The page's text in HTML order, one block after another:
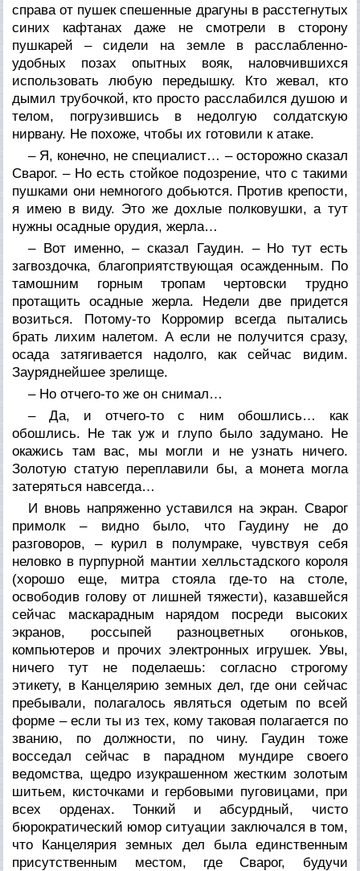
справа от пушек спешенные драгуны в расстегнутых
синих кафтанах даже не смотрели в сторону
пушкарей – сидели на земле в расслабленно-
удобных позах опытных вояк, наловчившихся
использовать любую передышку. Кто жевал, кто
дымил трубочкой, кто просто расслабился душою и
телом, погрузившись в недолгую солдатскую
нирвану. Не похоже, чтобы их готовили к атаке.
– Я, конечно, не специалист… – осторожно сказал
Сварог. – Но есть стойкое подозрение, что с такими
пушками они немногого добьются. Против крепости,
я имею в виду. Это же дохлые полковушки, а тут
нужны осадные орудия,жерла…
– Вот именно, – сказал Гаудин. – Но тут есть
загвоздочка, благоприятствующая осажденным. По
тамошним горным тропам чертовски трудно
протащить осадные жерла. Недели две придется
возиться. Потому-то Корромир всегда пытались
брать лихим налетом. А если не получится сразу,
осада затягивается надолго, как сейчас видим.
Зауряднейшее зрелище.
– Но отчего-то же он снимал…
– Да, и отчего-то с ним обошлись… как
обошлись. Не так уж и глупо было задумано. Не
окажись там вас, мы могли и не узнать ничего.
Золотую статую переплавили бы, а монета могла
затеряться навсегда…
И вновь напряженно уставился на экран. Сварог
примолк – видно было, что Гаудину не до
разговоров, – курил в полумраке, чувствуя себя
неловко в пурпурной мантии хелльстадского короля
(хорошо еще, митра стояла где-то на столе,
освободив голову от лишней тяжести), казавшейся
сейчас маскарадным нарядом посреди высоких
экранов, россыпей разноцветных огоньков,
компьютеров и прочих электронных игрушек. Увы,
ничего тут не поделаешь: согласно строгому
этикету, в Канцелярию земных дел, где они сейчас
пребывали, полагалось являться одетым по всей
форме – если ты из тех, кому таковая полагается по
званию, по должности, по чину. Гаудин тоже
восседал сейчас в парадном мундире своего
ведомства, щедро изукрашенном жестким золотым
шитьем, кисточками и гербовыми пуговицами, при
всех орденах. Тонкий и абсурдный, чисто
бюрократический юмор ситуации заключался в том,
что Канцелярия земных дел была единственным
присутственным местом, где Сварог, будучи